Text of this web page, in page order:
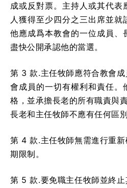
成或反對票。主持人或其代表
人獲得至少四分之三出席並就
他應成爲本教會的一位成員、
盡快公開承認他的當選。
第 3 款.主任牧師應符合教會
會成員的一切有權利和責任。
格，並承擔長老的所有職責與
長老和主任牧師不應有任何區別
第 4 款.主任牧師無需進行重
期限制。
第 5 款.要免職主任牧師並終